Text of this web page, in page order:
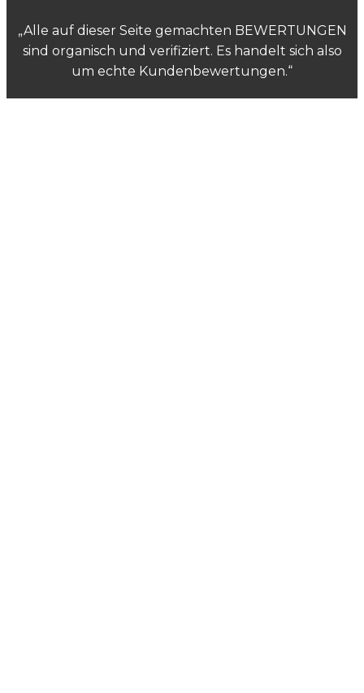
„Alle auf dieser Seite gemachten BEWERTUNGEN
sind organisch und verifiziert. Es handelt sich also
um echte Kundenbewertungen.“